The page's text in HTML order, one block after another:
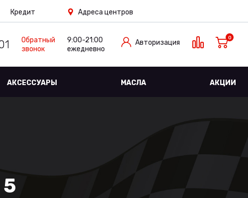
Кредит Адреса центров
Обратный
звонок
9:00-21:00
ежедневно
Авторизация
0
АКСЕССУАРЫ МАСЛА АКЦИИ